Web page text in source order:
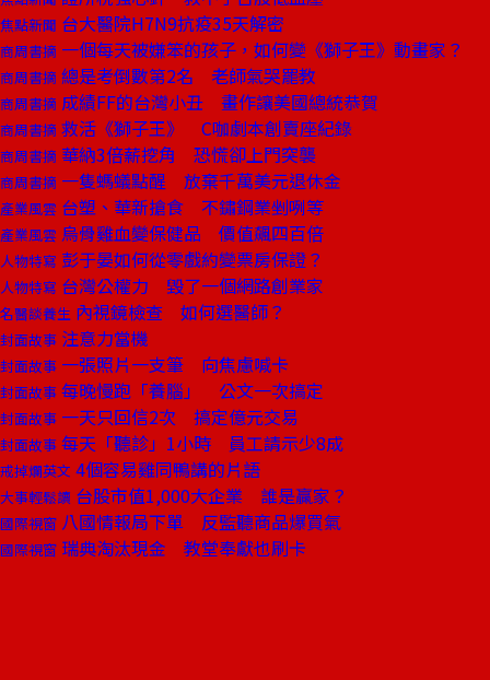
焦點新聞 台大醫院H7N9抗疫35天解密
商周書摘 一個每天被嫌笨的孩子，如何變《獅子王》動畫家？
商周書摘 總是考倒數第2名 老師氣哭罷教
商周書摘 成績FF的台灣小丑 畫作讓美國總統恭賀
商周書摘 救活《獅子王》 C咖劇本創賣座紀錄
商周書摘 華納3倍薪挖角 恐慌卻上門突襲
商周書摘 一隻螞蟻點醒 放棄千萬美元退休金
產業風雲 台塑、華新搶食 不鏽鋼業剉咧等
產業風雲 烏骨雞血變保健品 價值飆四百倍
人物特寫 彭于晏如何從零戲約變票房保證？
人物特寫 台灣公權力 毀了一個網路創業家
名醫談養生 內視鏡檢查 如何選醫師？
封面故事 注意力當機
封面故事 一張照片一支筆 向焦慮喊卡
封面故事 每晚慢跑「養腦」 公文一次搞定
封面故事 一天只回信2次 搞定億元交易
封面故事 每天「聽診」1小時 員工請示少8成
戒掉爛英文 4個容易雞同鴨講的片語
大事輕鬆讀 台股市值1,000大企業 誰是贏家？
國際視窗 八國情報局下單 反監聽商品爆買氣
國際視窗 瑞典淘汰現金 教堂奉獻也刷卡